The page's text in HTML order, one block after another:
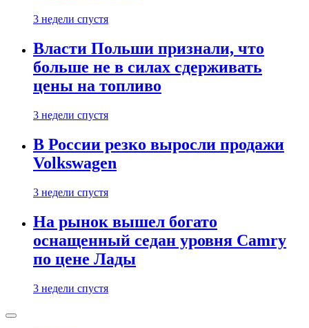
3 недели спустя
Власти Польши признали, что
больше не в силах сдерживать
цены на топливо
3 недели спустя
В России резко выросли продажи
Volkswagen
3 недели спустя
На рынок вышел богато
оснащенный седан уровня Camry
по цене Лады
3 недели спустя